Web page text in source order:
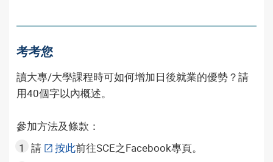
考考您
讀大專/大學課程時可如何增加日後就業的優勢？請
用40個字以內概述。
參加方法及條款：
請
按此前往SCE之Facebook專頁。